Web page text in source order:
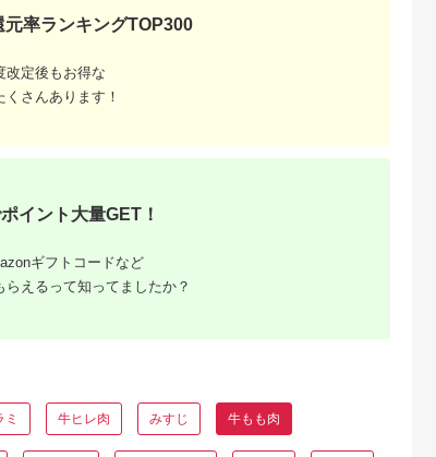
出典：ふるさとチョイ
尾花沢牛 赤身ブロッ
ク 食べ比べ モモ400g
モ肉 しゃぶしゃぶ用
元率ランキングTOP300
改定後もお得な
さんあります！
イント大量GET！
ギフトコードなど
らえるって知ってましたか？
ミ 牛ヒレ肉 みすじ 牛もも肉